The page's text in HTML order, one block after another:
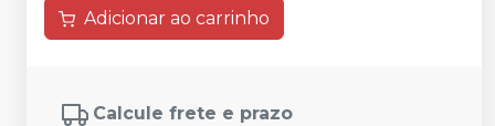
Adicionar ao carrinho
Calcule frete e prazo